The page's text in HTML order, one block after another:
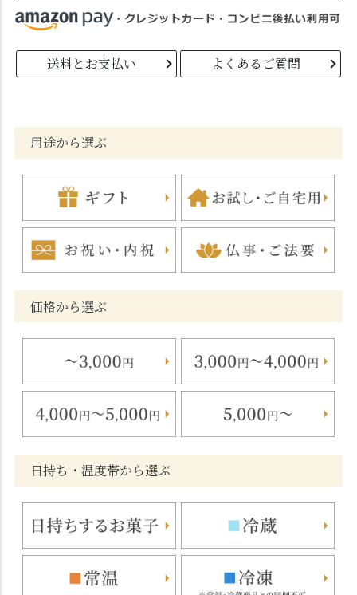
送料とお支払い よくあるご質問
用途から選ぶ
価格から選ぶ
日持ち・温度帯から選ぶ